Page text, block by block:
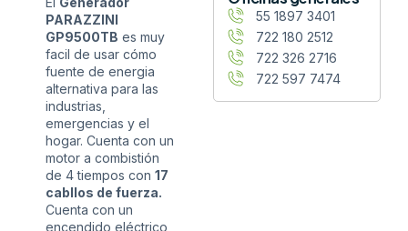
PARAZZINI
GP9500TB es muy
facil de usar cómo
fuente de energia
alternativa para las
industrias,
emergencias y el
hogar. Cuenta con un
motor a combistión
de 4 tiempos con 17
cabllos de fuerza.
Cuenta con un
encendido eléctrico,
55 1897 3401
722 180 2512
722 326 2716
722 597 7474